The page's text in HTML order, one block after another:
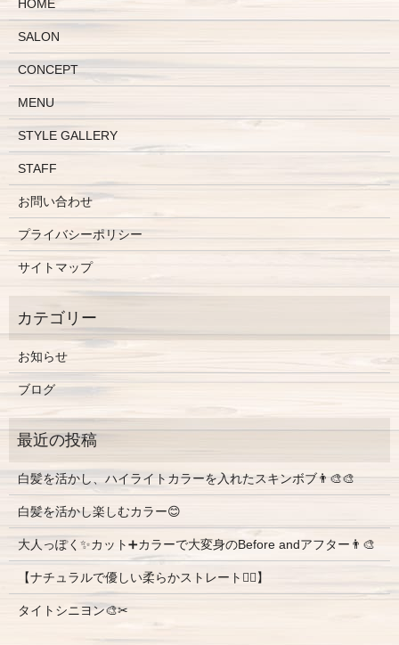
HOME
SALON
CONCEPT
MENU
STYLE GALLERY
STAFF
お問い合わせ
プライバシーポリシー
サイトマップ
お知らせ
ブログ
白髪を活かし、ハイライトカラーを入れたスキンボブ👨‍🎨🎨
白髪を活かし楽しむカラー😊
大人っぽく✨カット➕カラーで大変身のBefore andアフター👨‍🎨
【ナチュラルで優しい柔らかストレート💇‍♀️】
タイトシニヨン🎨✂︎